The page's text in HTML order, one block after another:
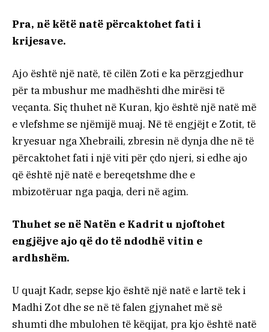
Pra, në këtë natë përcaktohet fati i
krijesave.
Ajo është një natë, të cilën Zoti e ka përzgjedhur
për ta mbushur me madhështi dhe mirësi të
veçanta. Siç thuhet në Kuran, kjo është një natë më
e vlefshme se njëmijë muaj. Në të engjëjt e Zotit, të
kryesuar nga Xhebraili, zbresin në dynja dhe në të
përcaktohet fati i një viti për çdo njeri, si edhe ajo
që është një natë e bereqetshme dhe e
mbizotëruar nga paqja, deri në agim.
Thuhet se në Natën e Kadrit u njoftohet
engjëjve ajo që do të ndodhë vitin e
ardhshëm.
U quajt Kadr, sepse kjo është një natë e lartë tek i
Madhi Zot dhe se në të falen gjynahet më së
shumti dhe mbulohen të këqijat, pra kjo është natë